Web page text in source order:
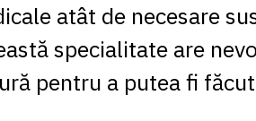
atât de necesare
specialitate are
pentru a putea fi